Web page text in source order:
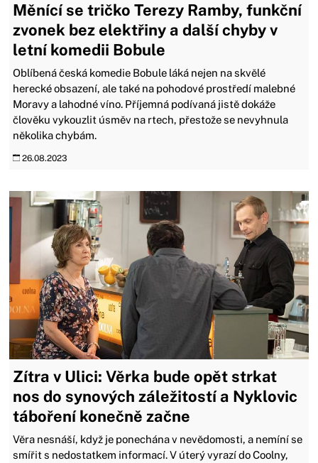
Měnící se tričko Terezy Ramby, funkční
zvonek bez elektřiny a další chyby v
letní komedii Bobule
Oblíbená česká komedie Bobule láká nejen na skvělé
herecké obsazení, ale také na pohodové prostředí malebné
Moravy a lahodné víno. Příjemná podívaná jistě dokáže
člověku vykouzlit úsměv na rtech, přestože se nevyhnula
několika chybám.
26.08.2023
Zítra v Ulici: Věrka bude opět strkat
nos do synových záležitostí a Nyklovic
táboření konečně začne
Věra nesnáší, když je ponechána v nevědomosti, a nemíní se
smířit s nedostatkem informací. V úterý vyrazí do Coolny,